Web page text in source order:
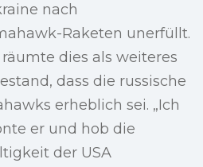
nach
Raketen unerfüllt.
dies als weiteres
dass die russische
erheblich sei. „Ich
er und hob die
der USA